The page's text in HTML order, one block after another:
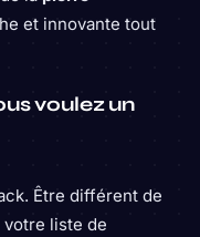
et innovante tout
voulez un
Être différent de
liste de